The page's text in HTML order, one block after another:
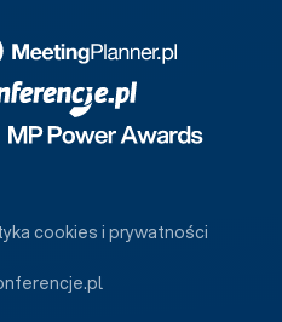
cookies i prywatności